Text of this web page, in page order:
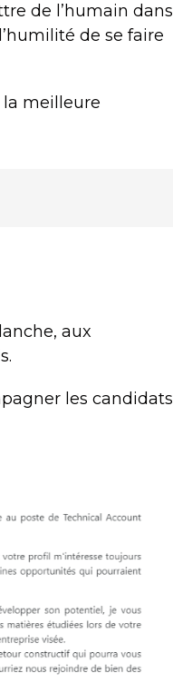
de l’humain dans
de se faire
meilleure
aux
les candidats